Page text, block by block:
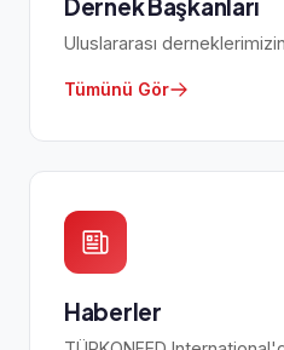
Dernek Başkanları
Uluslararası
Tümünü Gör
Haberler